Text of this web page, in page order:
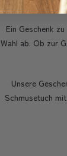
Ein Geschenk
Wahl ab. Ob zur
Unsere
Schmusetuch